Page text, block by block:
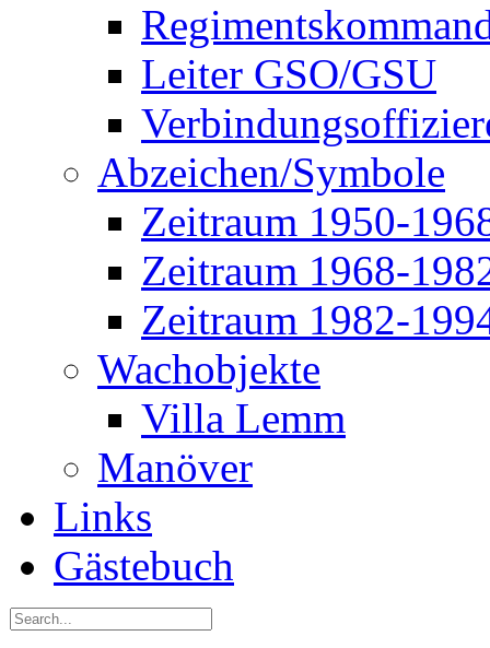
Leiter GSO/GSU
Abzeichen/Symbole
Zeitraum 1950-
Zeitraum 1968-
Zeitraum 1982-
Wachobjekte
Villa Lemm
Manöver
Links
Gästebuch